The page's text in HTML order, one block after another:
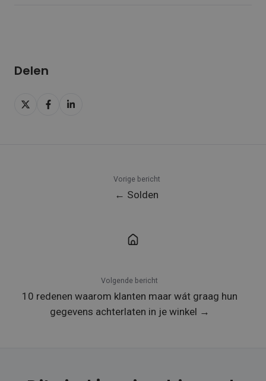
Delen
Delen
op
Delen
Delen
Vorige bericht
← Solden
Volgende bericht
10 redenen waarom klanten maar wát graag hun
gegevens achterlaten in je winkel →